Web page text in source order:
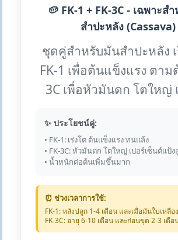
🥔 FK-1 + FK-3C - เฉพาะส
สำปะหลัง (Cassava)
ชุดคู่สำหรับมันสำปะหลัง
FK-1 เพื่อต้นแข็งแรง ตาม
3C เพื่อหัวมันดก โตใหญ่
✨ ประโยชน์คู่:
• FK-1: เร่งโต ต้นแข็งแรง ทนแล้ง
• FK-3C: หัวมันดก โตใหญ่ เปอร์เซ็นต์แป้ง
• น้ำหนักต่อต้นเพิ่มขึ้นมาก
⏰ ช่วงเวลาการใช้:
FK-1: หลังปลูก 1-4 เดือน และเมื่อมันใบเหลือง
FK-3C: อายุ 6-10 เดือน และก่อนขุด 2-3 เดือ